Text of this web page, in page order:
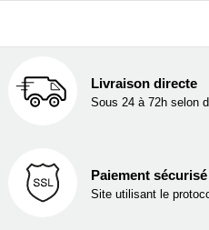
Livraison directe
Sous 24 à 72h selon
Paiement sécurisé
Site utilisant le